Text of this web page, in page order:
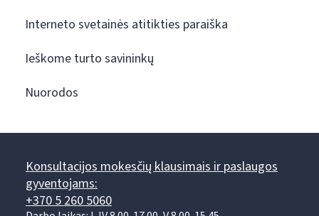
Interneto svetainės atitikties paraiška
Ieškome turto savininkų
Nuorodos
Konsultacijos mokesčių klausimais ir paslaugos
gyventojams:
+370 5 260 5060